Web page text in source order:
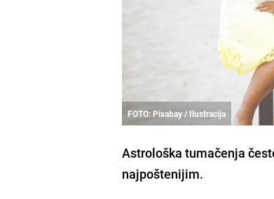
FOTO: Pixabay / Ilustracija
Astrološka tumačenja
najpoštenijim.